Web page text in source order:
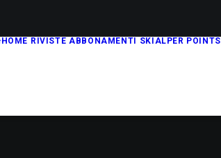
HOME RIVISTE ABBONAMENTI SKIALPER POINTS